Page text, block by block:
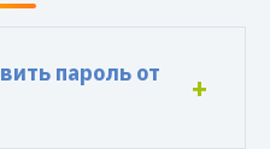
пароль от